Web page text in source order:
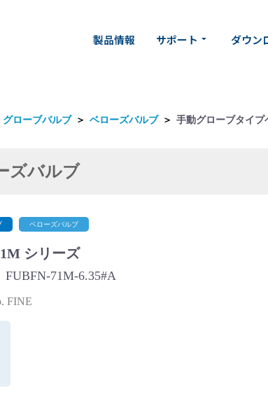
製品情報 サポート arrow_drop_down ダウン
グローブバルブ ＞ ベローズバルブ ＞ 手動グローブタイプ
ズバルブ
ベローズバルブ
シリーズ
FUBFN-71M-6.35#A
FINE